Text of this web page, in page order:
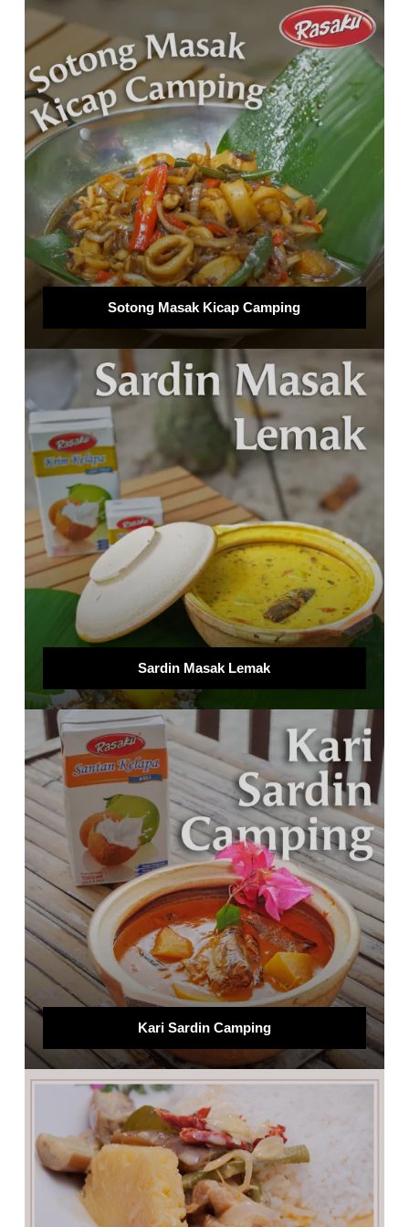
Sotong Masak Kicap Camping
Sardin Masak Lemak
Kari Sardin Camping